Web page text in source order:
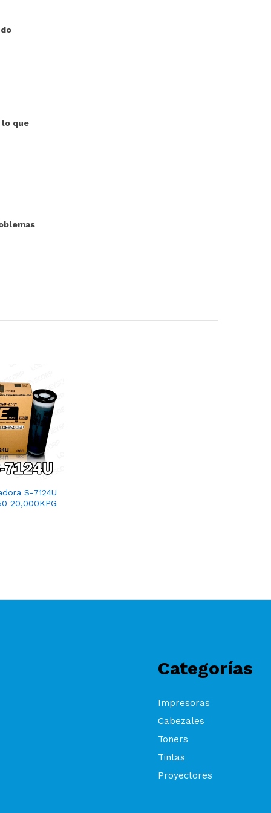
lo que
S-7124U
20,000KPG
Categorías
Impresoras
Cabezales
Toners
Tintas
Proyectores